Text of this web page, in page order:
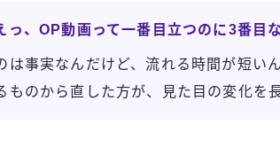
っ、OP動画って一番目立つのに3番目な
は事実なんだけど、流れる時間が短い
ものから直した方が、見た目の変化を